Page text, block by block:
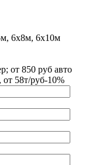
6х8м, 6х10м
от 850 руб авто
от 58т/руб-10%